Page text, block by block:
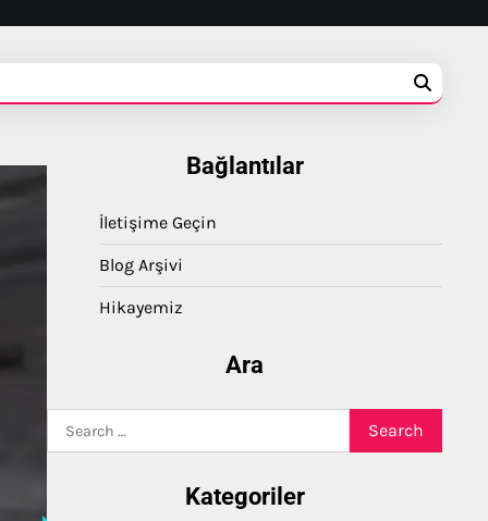
Bağlantılar
İletişime Geçin
Blog Arşivi
Hikayemiz
Ara
for:
Kategoriler